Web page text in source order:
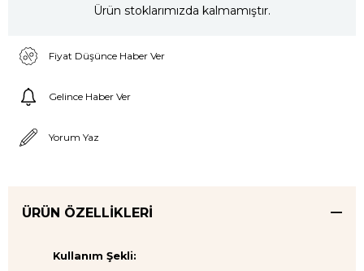
Ürün stoklarımızda kalmamıştır.
Fiyat Düşünce Haber Ver
Gelince Haber Ver
Yorum Yaz
ÜRÜN ÖZELLIKLERI
Kullanım Şekli: